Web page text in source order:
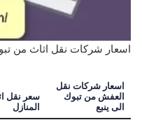
اسعار شركات نقل اثاث من
اسعار شركات نقل
العفش من تبوك
الى ينبع
سعر نقل
المنازل